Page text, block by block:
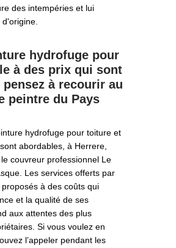
des intempéries et lui
hydrofuge pour
à des prix qui sont
à recourir au
peintre du Pays
hydrofuge pour toiture et
abordables, à Herrere,
couvreur professionnel Le
Les services offerts par
à des coûts qui
et la qualité de ses
aux attentes des plus
Si vous voulez en
l’appeler pendant les